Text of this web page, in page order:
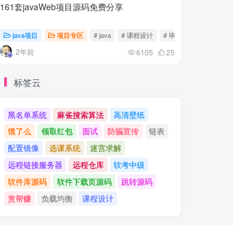
161套javaWeb项目源码免费分享
java项目 项目专区 # java # 课程设计 # 毕业设计
2年前 6105 25
标签云
黑名单系统 麻雀搜索算法
高清壁纸
饿了么
领取红包 面试 防骗宣传
链表
配置镜像
选课系统
迷宫求解
远程链接服务器
远程仓库
软考中级
软件库源码
软件下载页源码
跳转源码
赏帮赚
负载均衡 课程设计